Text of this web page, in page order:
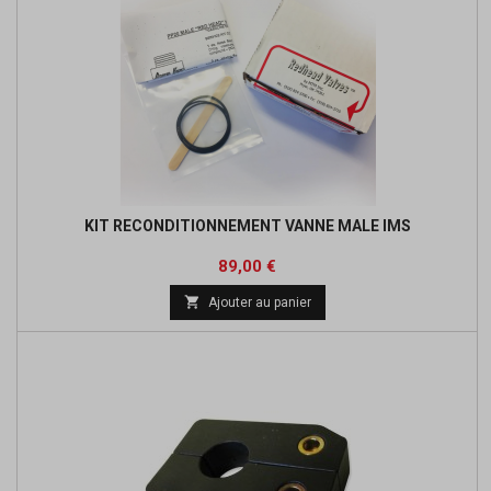
KIT RECONDITIONNEMENT VANNE MALE IMS
Prix
89,00 €
 Ajouter au panier